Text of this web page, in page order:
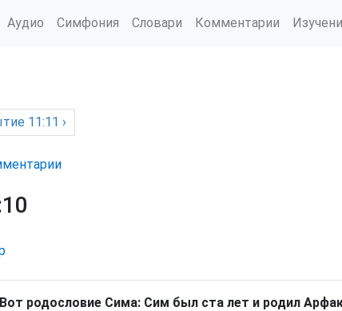
Аудио Симфония Словари Комментарии
11:11 ›
ентарии
Вот родословие Сима: Сим был ста лет и родил